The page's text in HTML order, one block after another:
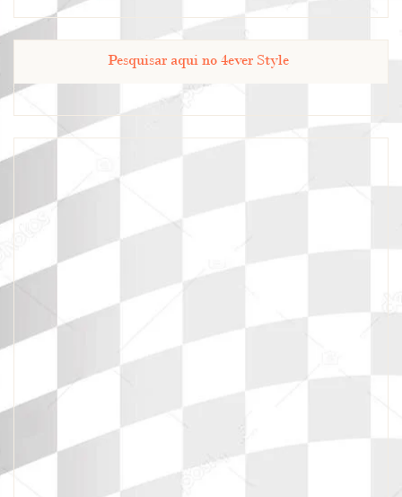
Pesquisar aqui no 4ever Style